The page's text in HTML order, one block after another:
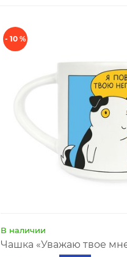
- 10 %
В наличии
Чашка «Уважаю твое